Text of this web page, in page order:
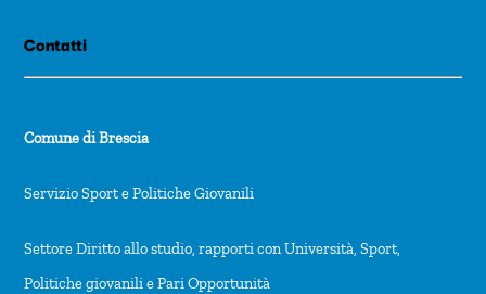
Contatti
Comune di Brescia
Servizio Sport e Politiche Giovanili
Settore Diritto allo studio, rapporti con Università, Sport,
Politiche giovanili e Pari Opportunità